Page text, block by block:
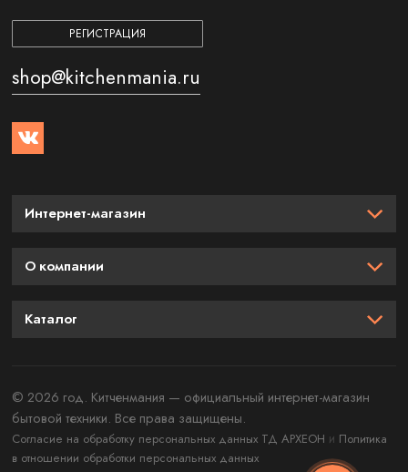
РЕГИСТРАЦИЯ
shop@kitchenmania.ru
Интернет-магазин
О компании
Каталог
© 2026 год. Китченмания — официальный интернет-магазин
бытовой техники. Все права защищены.
Согласие на обработку персональных данных ТД АРХЕОН и Политика
в отношении обработки персональных данных